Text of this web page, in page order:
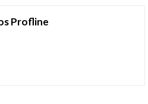
Profline